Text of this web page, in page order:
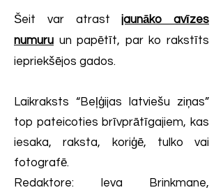
Šeit var atrastjaunāko avīzes
numuru un papētīt, par ko rakstīts
iepriekšējos gados.
Laikraksts “Beļģijas latviešu ziņas”
top pateicoties brīvprātīgajiem, kas
iesaka, raksta, koriģē, tulko vai
fotografē.
Redaktore: Ieva Brinkmane,